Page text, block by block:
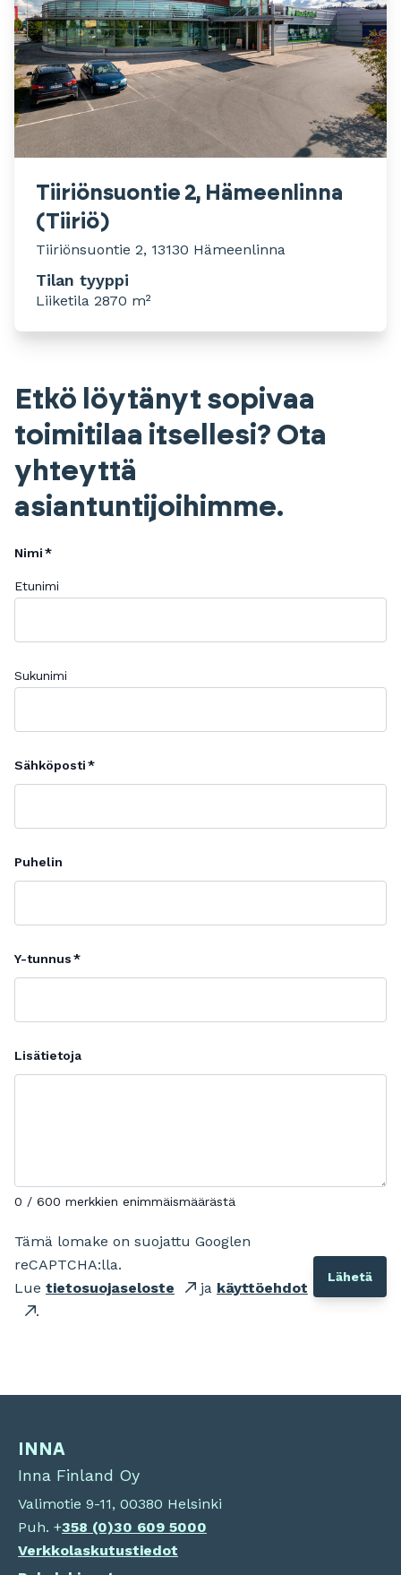
Tiiriönsuontie 2, Hämeenlinna
(Tiiriö)
Tiiriönsuontie 2, 13130 Hämeenlinna
Tilan tyyppi
Liiketila 2870 m²
Etkö löytänyt sopivaa
toimitilaa itsellesi? Ota
yhteyttä
asiantuntijoihimme.
Nimi
Etunimi
Sukunimi
Sähköposti
Puhelin
Y-tunnus
Lisätietoja
0 / 600 merkkien enimmäismäärästä
Tämä lomake on suojattu Googlen
reCAPTCHA:lla.
Lue tietosuojaseloste ja käyttöehdot
.
INNA
Inna Finland Oy
Valimotie 9-11, 00380 Helsinki
Puh. +358 (0)30 609 5000
Verkkolaskutustiedot